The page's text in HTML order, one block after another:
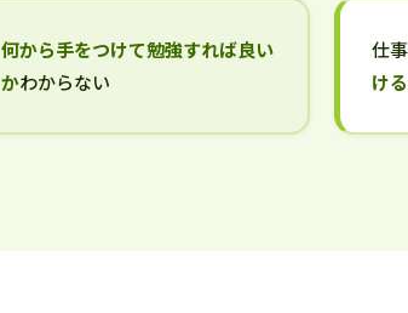
何から手をつけて勉強すれば良い
かわからない
仕
け